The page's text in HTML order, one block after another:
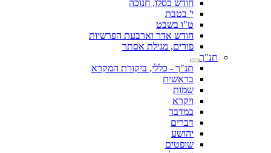
חודש כסלו, חנוכה
י' בטבת
ט"ו בשבט
חודש אדר וארבעת הפרשיות
פורים, מגילת אסתר
תנ"ך
תנ"ך - כללי, ביקורת המקרא
בראשית
שמות
ויקרא
במדבר
דברים
יהושע
שופטים